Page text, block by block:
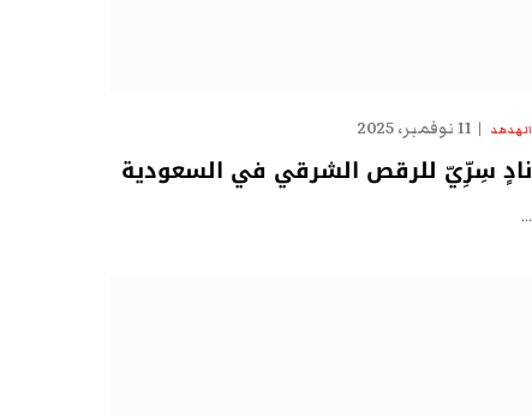
الهدهد 11 نوفمبر، 2025
نادٍ سِرِّيّ للرقص الشرقي في السعودية
…